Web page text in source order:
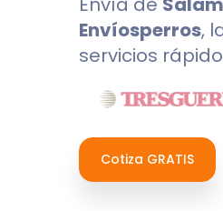
Envíosperros,
servicios
Cotiza GRATIS